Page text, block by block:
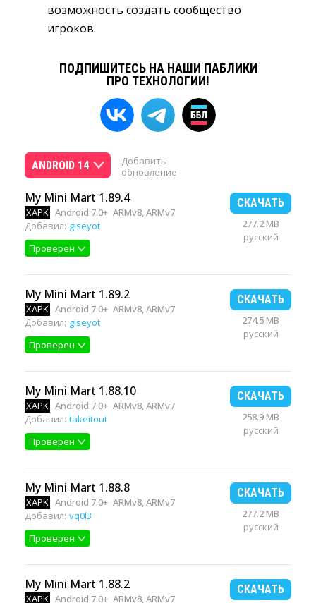
возможность создать сообщество
игроков.
ПОДПИШИТЕСЬ НА НАШИ ПАБЛИКИ
ПРО ТЕХНОЛОГИИ!
ANDROID 14
Добавить
обновление
My Mini Mart 1.89.4
XAPK Android 7.0+ ARMv8, ARMv7
Добавил: giseyot
Проверен
СКАЧАТЬ
277.2 MB
русский
My Mini Mart 1.89.2
XAPK Android 7.0+ ARMv8, ARMv7
Добавил: giseyot
Проверен
СКАЧАТЬ
274.5 MB
русский
My Mini Mart 1.88.10
XAPK Android 7.0+ ARMv8, ARMv7
Добавил: takeitout
Проверен
СКАЧАТЬ
258.9 MB
русский
My Mini Mart 1.88.8
XAPK Android 7.0+ ARMv8, ARMv7
Добавил: vq0l3
Проверен
СКАЧАТЬ
277.2 MB
русский
My Mini Mart 1.88.2
XAPK Android 7.0+ ARMv8, ARMv7
СКАЧАТЬ